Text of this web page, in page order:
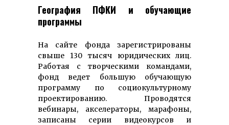
География ПФКИ и обучающие
программы
На сайте фонда зарегистрированы
свыше 130 тысяч юридических лиц.
Работая с творческими командами,
фонд ведет большую обучающую
программу по социокультурному
проектированию. Проводятся
вебинары, акселераторы, марафоны,
записаны серии видеокурсов и